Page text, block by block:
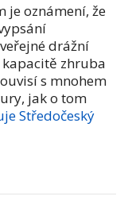
je oznámení, že
drážní
zhruba
s mnohem
jak o tom
Středočeský